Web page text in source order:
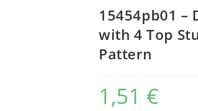
15454pb01 –
with 4 Top
Pattern
1,51 €